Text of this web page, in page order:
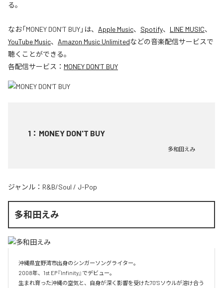
る。
なお「MONEY DON'T BUY」は、 Apple Music、 Spotify、 LINE MUSIC、
YouTube Music、 Amazon Music Unlimitedなどの音楽配信サービスで
聴くことができる。
各配信サービス： MONEY DON'T BUY
1 ： MONEY DON'T BUY
多和田えみ
ジャンル： R&B/Soul / J-Pop
多和田えみ
沖縄県宜野湾市出身のシンガーソングライター。
2008年、1st EP『Infinity』でデビュー。
生まれ育った沖縄の空気と、自身が深く影響を受けた70’Sソウルが溶け合う